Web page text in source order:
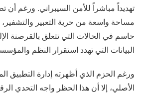
تهديداً مباشراً للأمن السيبراني. ورغم أن
مساحة واسعة من حرية التعبير والتشفير،
حاسم في الحالات التي تتعلق بالقرصنة
البيانات التي تهدد استقرار النظم
ورغم الحزم الذي أظهرته إدارة التطبيق
الأصلي، إلا أن هذا الحظر واجه التحدي